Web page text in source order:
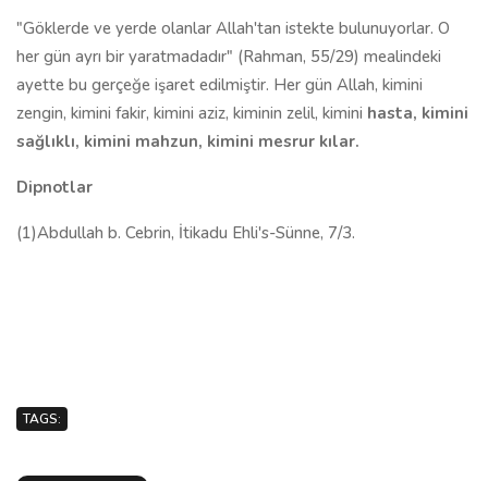
"Göklerde ve yerde olanlar Allah'tan istekte bulunuyorlar. O
her gün ayrı bir yaratmadadır" (Rahman, 55/29) mealindeki
ayette bu gerçeğe işaret edilmiştir. Her gün Allah, kimini
zengin, kimini fakir, kimini aziz, kiminin zelil, kimini hasta, kimini
sağlıklı, kimini mahzun, kimini mesrur kılar.
Dipnotlar
(1)Abdullah b. Cebrin, İtikadu Ehli's-Sünne, 7/3.
TAGS: